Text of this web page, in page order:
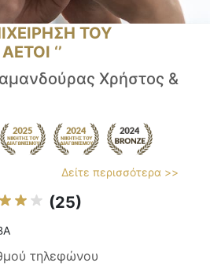
ΤΟΥ
‘’
Χρήστος &
Δείτε περισσότερα >>
(25)
τηλεφώνου